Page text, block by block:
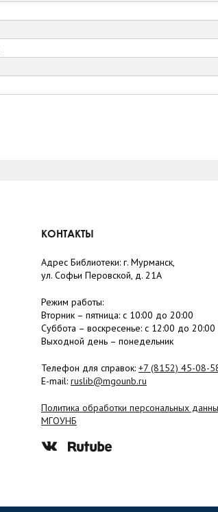
КОНТАКТЫ
Адрес Библиотеки: г. Мурманск,
ул. Софьи Перовской, д. 21А
Режим работы:
Вторник – пятница: с 10:00 до 20:00
Суббота – воскресенье: c 12:00 до 20:00
Выходной день – понедельник
Телефон для справок: +7 (8152) 45-08-
E-mail: ruslib@mgounb.ru
Политика обработки персональных
МГОУНБ